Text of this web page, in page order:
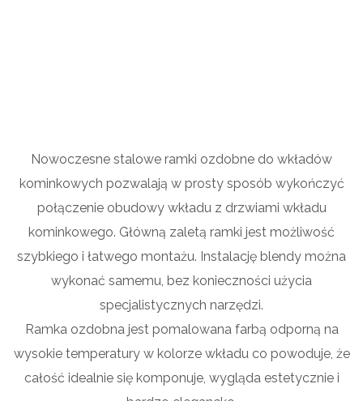
Nowoczesne stalowe ramki ozdobne do wkładów
kominkowych pozwalają w prosty sposób wykończyć
połączenie obudowy wkładu z drzwiami wkładu
kominkowego. Główną zaletą ramki jest możliwość
szybkiego i łatwego montażu. Instalację blendy można
wykonać samemu, bez konieczności użycia
specjalistycznych narzędzi.
Ramka ozdobna jest pomalowana farbą odporną na
wysokie temperatury w kolorze wkładu co powoduje, że
całość idealnie się komponuje, wygląda estetycznie i